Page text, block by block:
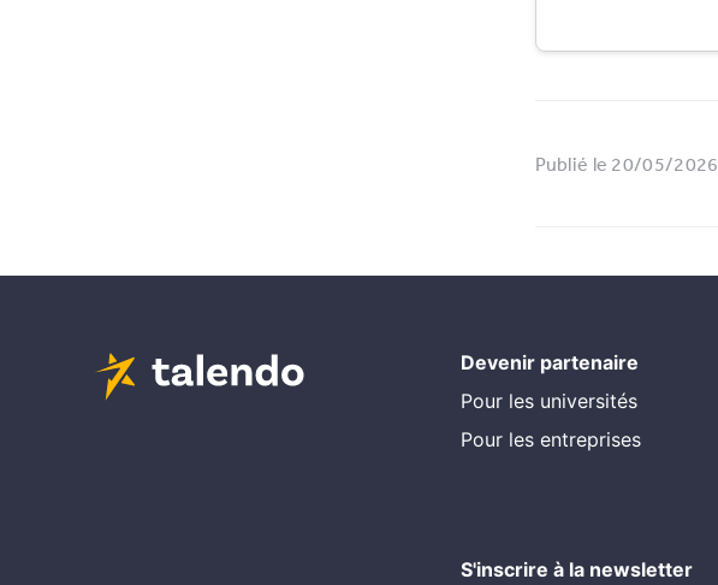
Publié le 20/05/2026
Devenir partenaire
Pour les universités
Pour les entreprises
S'inscrire à la newsletter